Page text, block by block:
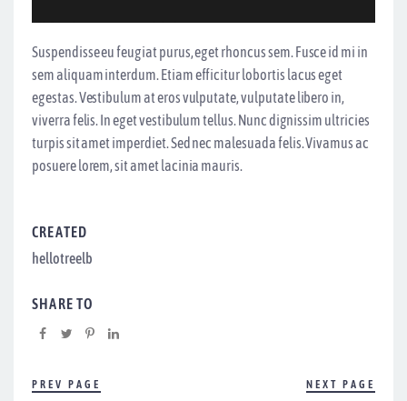
Suspendisse eu feugiat purus, eget rhoncus sem. Fusce id mi in
sem aliquam interdum. Etiam efficitur lobortis lacus eget
egestas. Vestibulum at eros vulputate, vulputate libero in,
viverra felis. In eget vestibulum tellus. Nunc dignissim ultricies
turpis sit amet imperdiet. Sed nec malesuada felis. Vivamus ac
posuere lorem, sit amet lacinia mauris.
CREATED
hellotreelb
SHARE TO
PREV PAGE NEXT PAGE